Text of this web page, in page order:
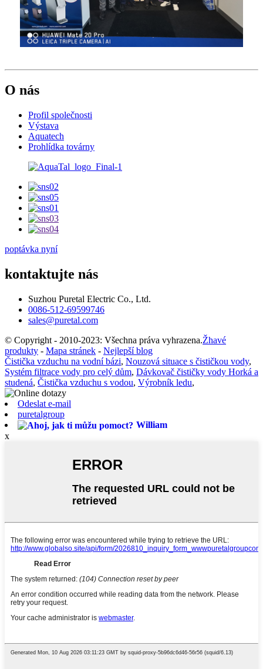
O nás
Profil společnosti
Výstava
Aquatech
Prohlídka továrny
poptávka nyní
kontaktujte nás
Suzhou Puretal Electric Co., Ltd.
0086-512-69599746
sales@puretal.com
© Copyright - 2010-2023: Všechna práva vyhrazena.Žhavé
produkty - Mapa stránek - Nejlepší blog
Čistička vzduchu na vodní bázi, Nouzová situace s čističkou vody,
Systém filtrace vody pro celý dům, Dávkovač čističky vody Horká a
studená, Čistička vzduchu s vodou, Výrobník ledu,
Odeslat e-mail
puretalgroup
William
x